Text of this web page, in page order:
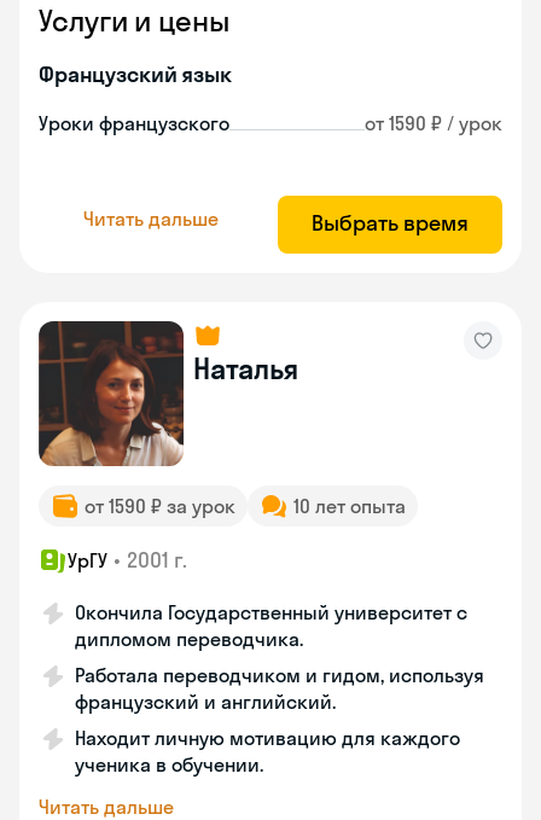
Услуги и цены
Французский язык
Уроки французского от 1590 ₽ / урок
Читать дальше Выбрать время
Наталья
от 1590 ₽ за урок 10 лет опыта
УрГУ • 2001 г.
Окончила Государственный университет с
дипломом переводчика.
Работала переводчиком и гидом, используя
французский и английский.
Находит личную мотивацию для каждого
ученика в обучении.
Читать дальше